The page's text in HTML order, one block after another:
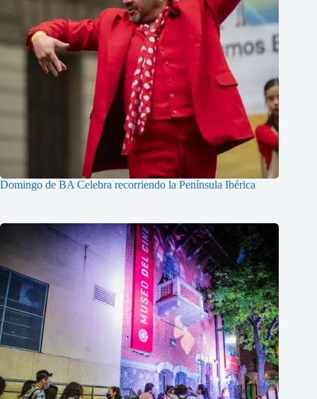
Domingo de BA Celebra recorriendo la Península Ibérica